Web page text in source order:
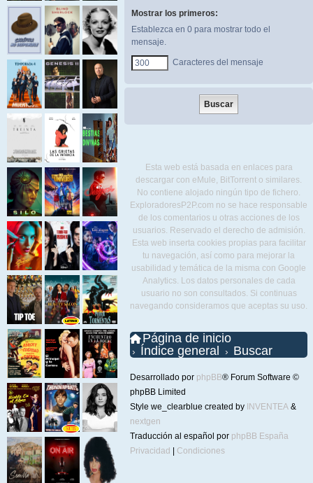
Mostrar los primeros:
Establezca en 0 para mostrar todo el
mensaje.
Caracteres del mensaje
Esta web está basada en enlaces para
descargar con eMule, BitTorrent o similares.
No contiene alojado ningún tipo de fichero.
ExploradoresP2P.com no se hace responsable
de los comentarios u otras acciones de los
usuarios. Reservado el derecho de admisión.
Esta web inserta cookies propias para facilitar
tu navegación, así como para mejorar la
usabilidad y temática de la misma con Google
Analytics. Los datos personales de cada
usuario no son consultados. Si continuas
navegando consideramos que aceptas su uso.
Página de inicio
Índice general
Buscar
Desarrollado por phpBB® Forum Software ©
phpBB Limited
Style we_clearblue created by INVENTEA &
nextgen
Traducción al español por phpBB España
Privacidad
Condiciones